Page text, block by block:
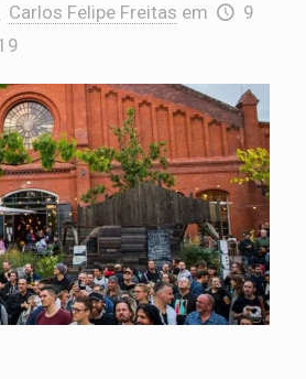
Carlos Felipe Freitas em
9